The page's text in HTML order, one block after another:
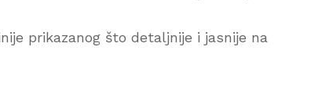
prikazanog što detaljnije i jasnije na